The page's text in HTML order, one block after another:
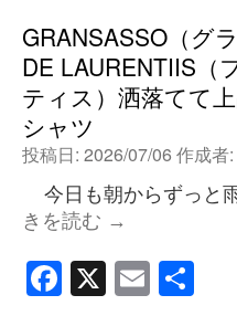
GRANSASSO（グ
DE LAURENTIIS（
ティス）洒落てて
シャツ
投稿日: 2026/07/06 作成者:
今日も朝からずっと
きを読む →
Facebook
X Email